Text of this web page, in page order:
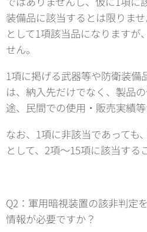
装備品に該当するとは限りま
として1項該当品になりますが
せん。
1項に掲げる武器等や防衛装備
は、納入先だけでなく、製品
途、民間での使用・販売実績等
なお、1項に非該当であっても
として、2項～15項に該当する
Q2：軍用暗視装置の該非判定
情報が必要ですか？